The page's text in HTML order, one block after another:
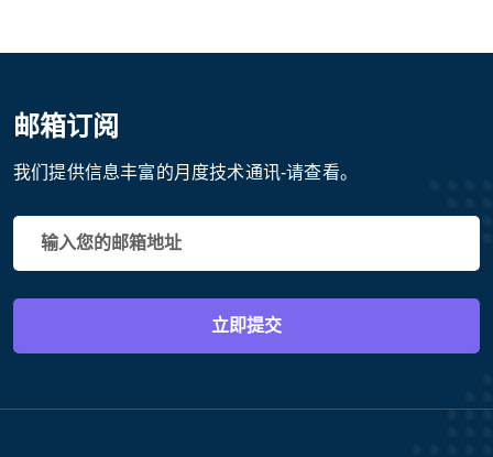
邮箱订阅
我们提供信息丰富的月度技术通讯-请查看。
立即提交